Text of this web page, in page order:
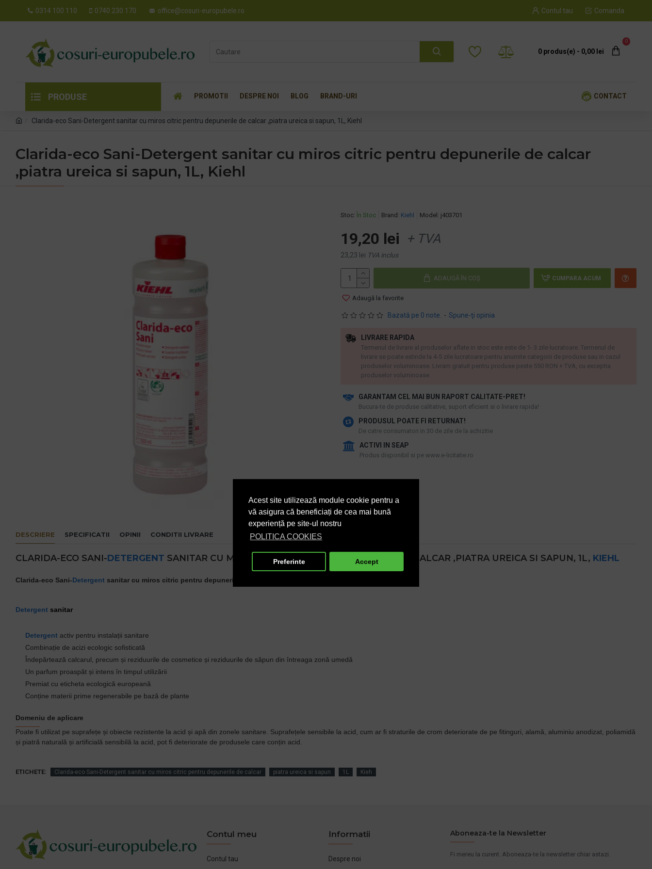
Acest site utilizează module cookie pentru a
vă asigura că beneficiați de cea mai bună
experiență pe site-ul nostru
POLITICA COOKIES
Preferinte Accept
0314 100 110 0740 230 170 office@cosuri-europubele.ro Contul tau Comanda
0 produs(e) - 0,00 lei
0
PRODUSE PROMOTII DESPRE NOI BLOG BRAND-URI CONTACT
Clarida-eco Sani-Detergent sanitar cu miros citric pentru depunerile de calcar ,piatra ureica si sapun, 1L, Kiehl
Clarida-eco Sani-Detergent sanitar cu miros citric pentru depunerile de calcar
,piatra ureica si sapun, 1L, Kiehl
Stoc: În Stoc Brand: Kiehl Model: j403701
Bazată pe 0 note. - Spune-ţi opinia
19,20 lei + TVA
23,23 lei TVA inclus
ADAUGĂ ÎN COŞ CUMPARA ACUM
Adaugă la favorite
GARANTAM CEL MAI BUN RAPORT CALITATE-PRET!
​Bucura-te de produse calitative, suport eficient si o livrare rapida!
PRODUSUL POATE FI RETURNAT!
De catre consumatori in 30 de zile de la achizitie
ACTIVI IN SEAP
Produs disponibil si pe www.e-licitatie.ro
LIVRARE RAPIDA
Termenul de livrare al produselor aflate in stoc este este de 1- 3 zile lucratoare. Termenul de
livrare se poate extinde la 4-5 zile lucratoare pentru anumite categorii de produse sau in cazul
produselor voluminoase. Livram gratuit pentru produse peste 550 RON + TVA, cu exceptia
produselor voluminoase.
DESCRIERE SPECIFICATII OPINII CONDITII LIVRARE
CLARIDA-ECO SANI-DETERGENT SANITAR CU MIROS CITRIC PENTRU DEPUNERILE DE CALCAR ,PIATRA UREICA SI SAPUN, 1L, KIEHL
Clarida-eco Sani-Detergent sanitar cu miros citric pentru depunerile de calcar ,piatra ureica si sapun, 1L, Kieh
Detergent sanitar
Detergent activ pentru instalații sanitare
Combinație de acizi ecologic sofisticată
Îndepărtează calcarul, precum și reziduurile de cosmetice și reziduurile de săpun din întreaga zonă umedă
Un parfum proaspăt și intens în timpul utilizării
Premiat cu eticheta ecologică europeană
Conține materii prime regenerabile pe bază de plante
Domeniu de aplicare
Poate fi utilizat pe suprafețe și obiecte rezistente la acid și apă din zonele sanitare. Suprafețele sensibile la acid, cum ar fi straturile de crom deteriorate de pe fitinguri, alamă, aluminiu anodizat, poliamidă
și piatră naturală și artificială sensibilă la acid, pot fi deteriorate de produsele care conțin acid.
ETICHETE: Clarida-eco Sani-Detergent sanitar cu miros citric pentru depunerile de calcar piatra ureica si sapun 1L Kieh
Contul meu
Contul tau
Informatii
Despre noi
Aboneaza-te la Newsletter
Fi mereu la curent. Aboneaza-te la newsletter chiar astazi.